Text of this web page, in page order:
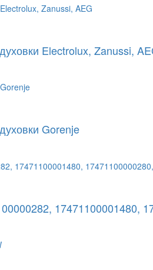
Electrolux, Zanussi,
Gorenje
17471100001480,